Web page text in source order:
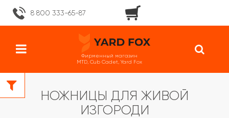
8 800 333-65-87
Фирменный магазин
MTD, Cub Cadet, Yard Fox
НОЖНИЦЫ ДЛЯ ЖИВОЙ
ИЗГОРОДИ